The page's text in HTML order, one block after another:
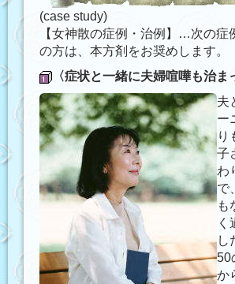
(case study)
【女神散の症例・治例】…次の症
の方は、本方剤をお奨めします。
〈症状と一緒に夫婦喧嘩も治ま
夫
ー
り
子
わ
で
も
く
し
50
か